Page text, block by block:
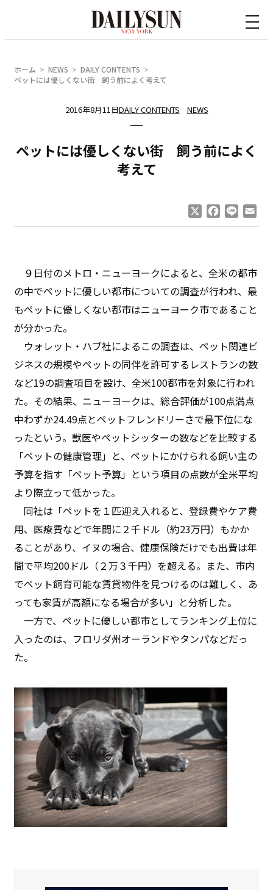
ホーム NEWS
DAILY CONTENTS
ペットには優しくない街 飼う前によく考えて
2016年8月11日DAILY CONTENTS NEWS
ペットには優しくない街 飼う前によく
考えて
Facebook
Line
９日付のメトロ・ニューヨークによると、全米の都市
の中でペットに優しい都市についての調査が行われ、最
もペットに優しくない都市はニューヨーク市であること
が分かった。
ウォレット・ハブ社によるこの調査は、ペット関連ビ
ジネスの規模やペットの同伴を許可するレストランの数
など19の調査項目を設け、全米100都市を対象に行われ
た。その結果、ニューヨークは、総合評価が100点満点
中わずか24.49点とペットフレンドリーさで最下位にな
ったという。獣医やペットシッターの数などを比較する
「ペットの健康管理」と、ペットにかけられる飼い主の
予算を指す「ペット予算」という項目の点数が全米平均
より際立って低かった。
同社は「ペットを１匹迎え入れると、登録費やケア費
用、医療費などで年間に２千ドル（約23万円）もかか
ることがあり、イヌの場合、健康保険だけでも出費は年
間で平均200ドル（２万３千円）を超える。また、市内
でペット飼育可能な賃貸物件を見つけるのは難しく、あ
っても家賃が高額になる場合が多い」と分析した。
一方で、ペットに優しい都市としてランキング上位に
入ったのは、フロリダ州オーランドやタンパなどだっ
た。